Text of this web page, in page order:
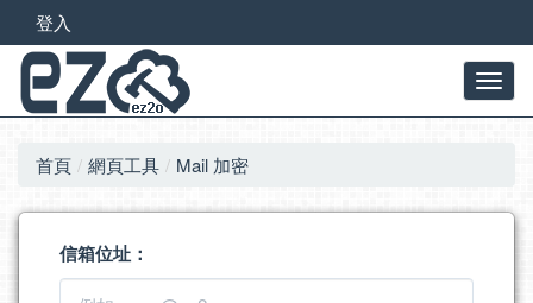
登入
首頁 網頁工具 Mail 加密
信箱位址：